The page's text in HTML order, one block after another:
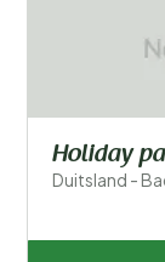
Holiday
Duitsland -